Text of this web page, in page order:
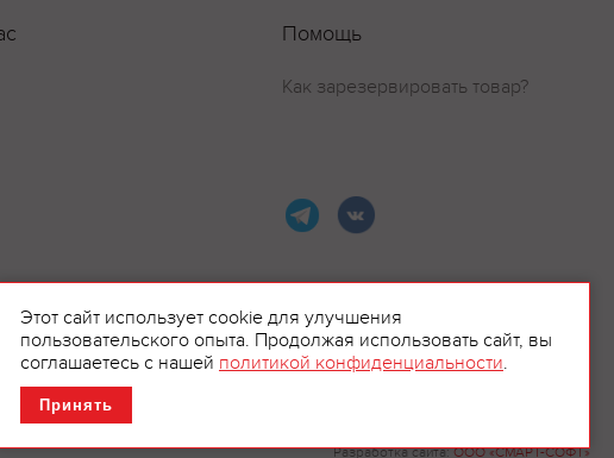
Разработка сайта:ООО «СМАРТ-СОФТ»
Помощь
Как зарезервировать товар?
рекламой.
Этот сайт использует cookie для улучшения
пользовательского опыта. Продолжая использовать сайт, вы
соглашаетесь с нашей политикой конфиденциальности.
Принять